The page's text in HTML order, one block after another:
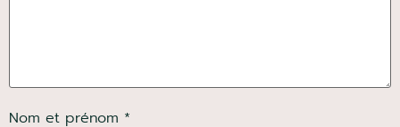
Nom et prénom *